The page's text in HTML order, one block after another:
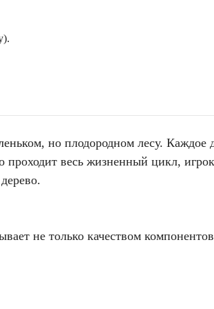
но плодородном лесу. Каждое
проходит весь жизненный цикл, игрок
не только качеством